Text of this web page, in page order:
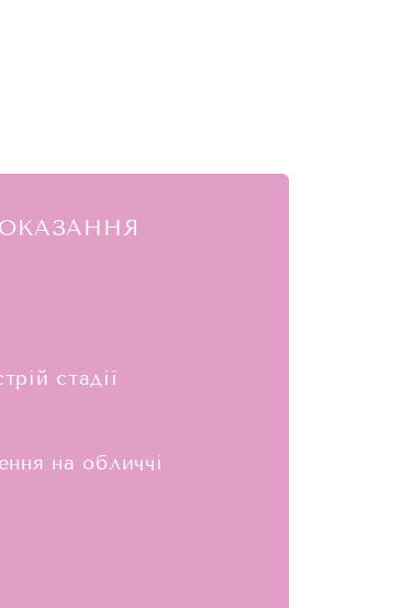
стадії
на обличчі